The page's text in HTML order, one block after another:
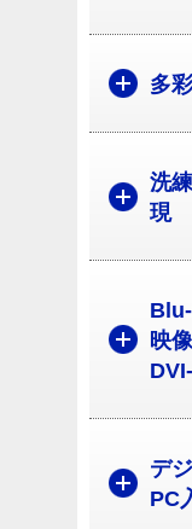
多
洗
現
映
デ
PC